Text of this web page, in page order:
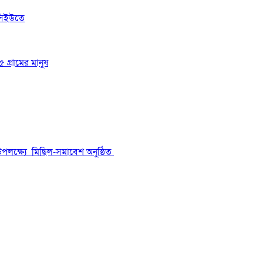
গ্রামের মানুষ
মিছিল-সমাবেশ অনুষ্ঠিত